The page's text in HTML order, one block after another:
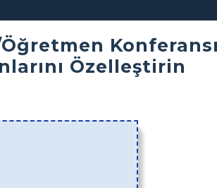
Özelleştirin